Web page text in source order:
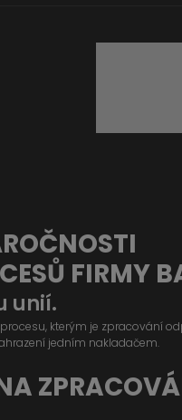
FIRMY
unií.
kterým je zpracování
jedním nakladačem.